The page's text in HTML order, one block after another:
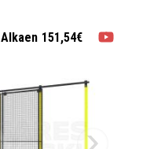
Alkaen 151,54€